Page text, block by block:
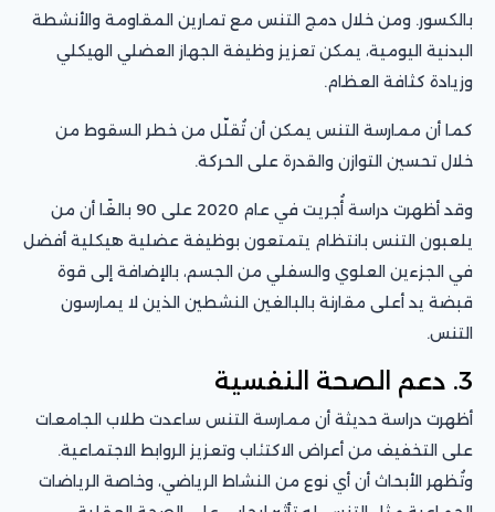
بالكسور. ومن خلال دمج التنس مع تمارين المقاومة والأنشطة
البدنية اليومية، يمكن تعزيز وظيفة الجهاز العضلي الهيكلي
وزيادة كثافة العظام.
كما أن ممارسة التنس يمكن أن تُقلّل من خطر السقوط من
خلال تحسين التوازن والقدرة على الحركة.
وقد أظهرت دراسة أُجريت في عام 2020 على 90 بالغًا أن من
يلعبون التنس بانتظام يتمتعون بوظيفة عضلية هيكلية أفضل
في الجزءين العلوي والسفلي من الجسم، بالإضافة إلى قوة
قبضة يد أعلى مقارنة بالبالغين النشطين الذين لا يمارسون
التنس.
3. دعم الصحة النفسية
أظهرت دراسة حديثة أن ممارسة التنس ساعدت طلاب الجامعات
على التخفيف من أعراض الاكتئاب وتعزيز الروابط الاجتماعية.
وتُظهر الأبحاث أن أي نوع من النشاط الرياضي، وخاصة الرياضات